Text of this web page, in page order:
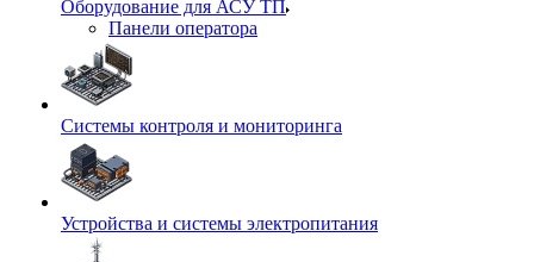
Оборудование для АСУ ТП
Панели оператора
Системы контроля и мониторинга
Устройства и системы электропитания